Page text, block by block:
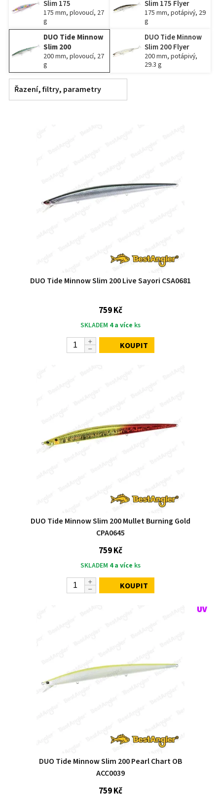
Slim 175
175 mm, plovoucí, 27
g
Slim 175 Flyer
175 mm, potápivý, 29
g
DUO Tide Minnow
Slim 200
200 mm, plovoucí, 27
g
DUO Tide Minnow
Slim 200 Flyer
200 mm, potápivý,
29.3 g
Řazení, filtry, parametry
DUO Tide Minnow Slim 200 Live Sayori CSA0681
759 Kč
SKLADEM 4 a více ks
KOUPIT
DUO Tide Minnow Slim 200 Mullet Burning Gold
CPA0645
759 Kč
SKLADEM 4 a více ks
KOUPIT
DUO Tide Minnow Slim 200 Pearl Chart OB
ACC0039
759 Kč